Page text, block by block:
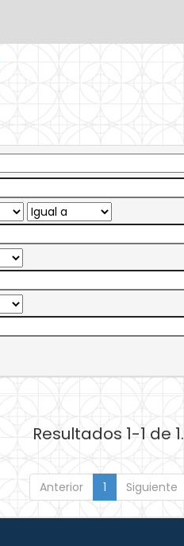
Resultados 1-1 de 1.
Anterior 1 Siguiente